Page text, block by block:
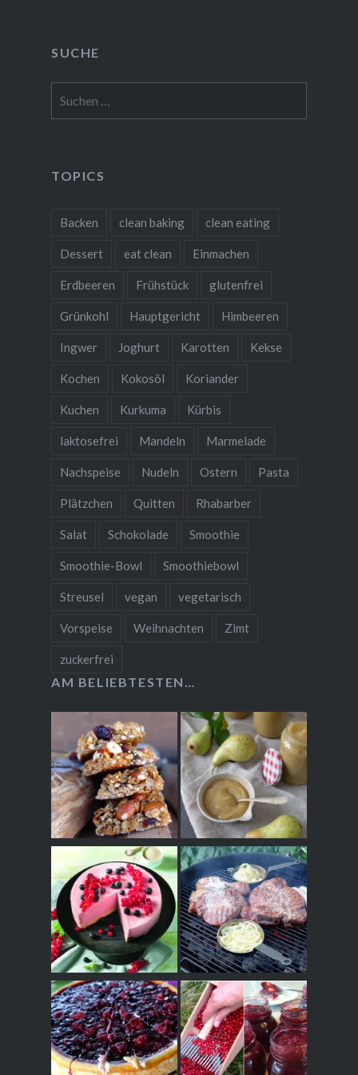
SUCHE
nach:
TOPICS
Backen clean baking clean eating
Dessert eat clean Einmachen
Erdbeeren Frühstück glutenfrei
Grünkohl Hauptgericht Himbeeren
Ingwer Joghurt Karotten Kekse
Kochen Kokosöl Koriander
Kuchen Kurkuma Kürbis
laktosefrei Mandeln Marmelade
Nachspeise Nudeln Ostern Pasta
Plätzchen Quitten Rhabarber
Salat Schokolade Smoothie
Smoothie-Bowl Smoothiebowl
Streusel vegan vegetarisch
Vorspeise Weihnachten Zimt
zuckerfrei
AM BELIEBTESTEN…